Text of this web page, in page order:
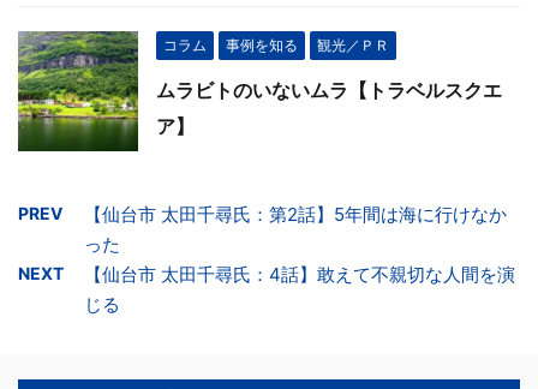
コラム 事例を知る 観光／ＰＲ
ムラビトのいないムラ【トラベルスクエ
ア】
PREV
【仙台市 太田千尋氏：第2話】5年間は海に行けなか
った
NEXT
【仙台市 太田千尋氏：4話】敢えて不親切な人間を演
じる